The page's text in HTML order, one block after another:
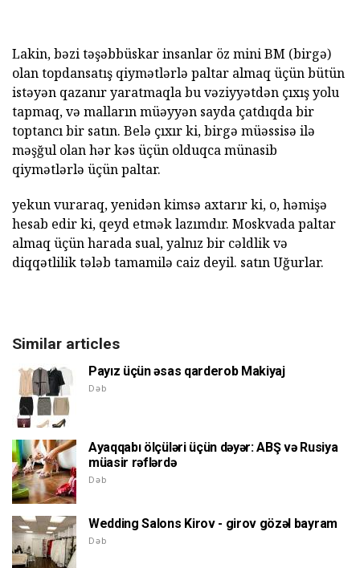
Lakin, bəzi təşəbbüskar insanlar öz mini BM (birgə)
olan topdansatış qiymətlərlə paltar almaq üçün bütün
istəyən qazanır yaratmaqla bu vəziyyətdən çıxış yolu
tapmaq, və malların müəyyən sayda çatdıqda bir
toptancı bir satın. Belə çıxır ki, birgə müəssisə ilə
məşğul olan hər kəs üçün olduqca münasib
qiymətlərlə üçün paltar.
yekun vuraraq, yenidən kimsə axtarır ki, o, həmişə
hesab edir ki, qeyd etmək lazımdır. Moskvada paltar
almaq üçün harada sual, yalnız bir cəldlik və
diqqətlilik tələb tamamilə caiz deyil. satın Uğurlar.
Similar articles
Payız üçün əsas qarderob Makiyaj
Dəb
Ayaqqabı ölçüləri üçün dəyər: ABŞ və Rusiya
müasir rəflərdə
Dəb
Wedding Salons Kirov - girov gözəl bayram
Dəb